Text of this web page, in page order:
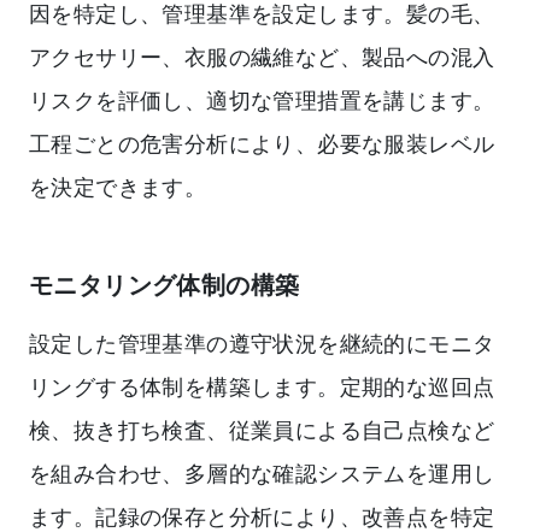
因を特定し、管理基準を設定します。髪の毛、
アクセサリー、衣服の繊維など、製品への混入
リスクを評価し、適切な管理措置を講じます。
工程ごとの危害分析により、必要な服装レベル
を決定できます。
モニタリング体制の構築
設定した管理基準の遵守状況を継続的にモニタ
リングする体制を構築します。定期的な巡回点
検、抜き打ち検査、従業員による自己点検など
を組み合わせ、多層的な確認システムを運用し
ます。記録の保存と分析により、改善点を特定